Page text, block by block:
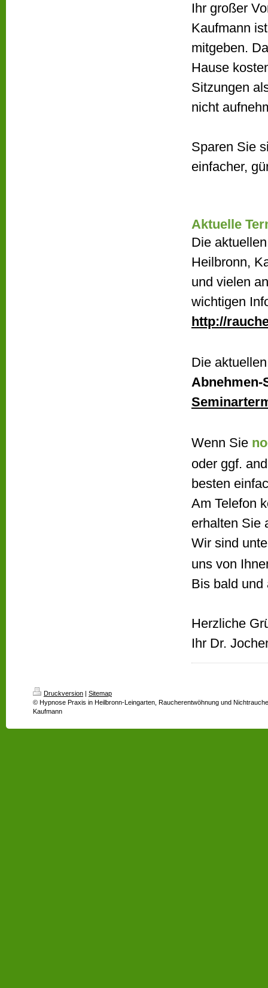
Ihr großer
Kaufmann
mitgeben.
Hause
Sitzungen
nicht
Sparen Sie
einfacher,
Aktuelle
Die
Heilbronn,
und vielen
wichtigen
http://
Die
Abnehmen-
Wenn Sie
oder ggf.
besten
Am Telefon
erhalten Sie
Wir sind
uns von
Bis bald und
Herzliche
Ihr Dr.
Druckversion
Sitemap
© Hypnose Praxis in Heilbronn-Leingarten, Raucherentwöhnung und
Kaufmann